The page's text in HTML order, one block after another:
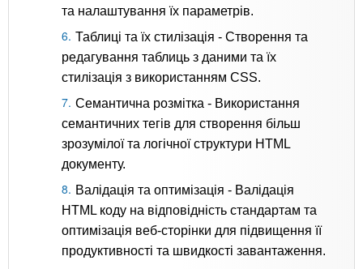
та налаштування їх параметрів.
Таблиці та їх стилізація - Створення та
редагування таблиць з даними та їх
стилізація з використанням CSS.
Семантична розмітка - Використання
семантичних тегів для створення більш
зрозумілої та логічної структури HTML
документу.
Валідація та оптимізація - Валідація
HTML коду на відповідність стандартам та
оптимізація веб-сторінки для підвищення її
продуктивності та швидкості завантаження.